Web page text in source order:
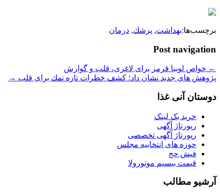
برچسب‌ها:بهداشت, پزشك, درمان
Post navigation
← خواص لوبیا قرمز برای لاغری، قلب و گوارش
پژوهش های جدید نشان داد؛ كشف خطرات تازه نمك برای قلب →
دوستان آنی غذا
خرید بک لینک
رپورتاژ آگهی
رپورتاژ آگهی تخصصی
حوزه های انتخابیه مجلس
فیش حج
قیمت بیسیم موتورولا
آرشیو مطالب